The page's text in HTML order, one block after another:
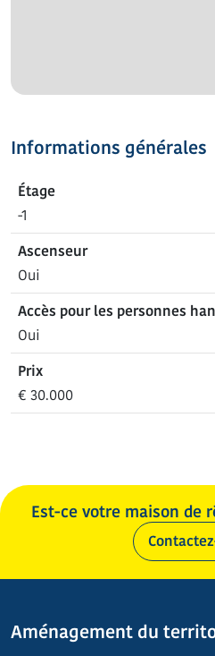
Informations générales
Étage
-1
Ascenseur
Oui
Accès pour les personnes
Oui
Prix
€ 30.000
Est-ce votre maison de
Aménagement du